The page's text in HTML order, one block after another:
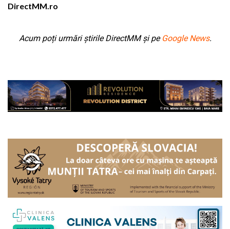
DirectMM.ro
Acum poți urmări știrile DirectMM și pe Google News.